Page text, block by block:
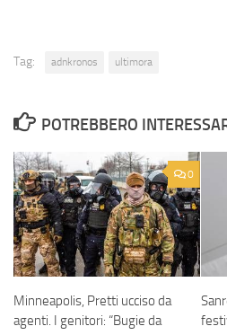
Tag: adnkronos ultimora
POTREBBERO
0
Minneapolis, Pretti ucciso da
agenti. I genitori: “Bugie da